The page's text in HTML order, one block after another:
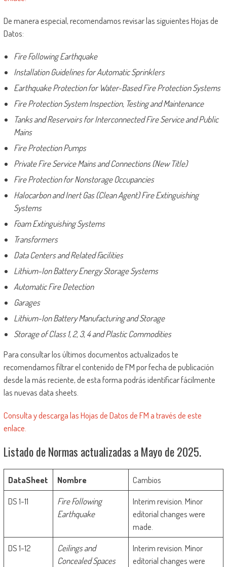
De manera especial, recomendamos revisar las siguientes Hojas de
Datos:
Fire Following Earthquake
Installation Guidelines for Automatic Sprinklers
Earthquake Protection for Water-Based Fire Protection Systems
Fire Protection System Inspection, Testing and Maintenance
Tanks and Reservoirs for Interconnected Fire Service and Public
Mains
Fire Protection Pumps
Private Fire Service Mains and Connections (New Title)
Fire Protection for Nonstorage Occupancies
Halocarbon and Inert Gas (Clean Agent) Fire Extinguishing
Systems
Foam Extinguishing Systems
Transformers
Data Centers and Related Facilities
Lithium-Ion Battery Energy Storage Systems
Automatic Fire Detection
Garages
Lithium-Ion Battery Manufacturing and Storage
Storage of Class 1, 2, 3, 4 and Plastic Commodities
Para consultar los últimos documentos actualizados te
recomendamos filtrar el contenido de FM por fecha de publicación
desde la más reciente, de esta forma podrás identificar fácilmente
las nuevas data sheets.
Consulta y descarga las Hojas de Datos de FM a través de este
enlace.
Listado de Normas actualizadas a Mayo de 2025.
DataSheet Nombre
Cambios
DS 1-11
Fire Following
Earthquake
Interim revision. Minor
editorial changes were
made.
DS 1-12
Ceilings and
Concealed Spaces
Interim revision. Minor
editorial changes were